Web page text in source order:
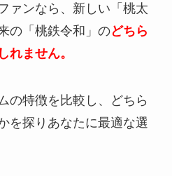
ァンなら、新しい「桃太
の「桃鉄令和」のどちら
れません。
の特徴を比較し、どちら
を探りあなたに最適な選